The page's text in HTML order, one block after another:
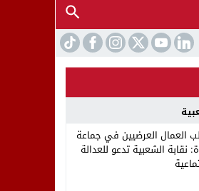
العمال العرضيين في جماعة
نقابة الشعبية تدعو للعدالة